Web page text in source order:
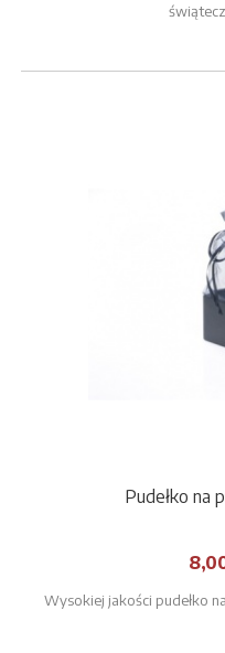
Pudełko na
Wysokiej jakości pudełko